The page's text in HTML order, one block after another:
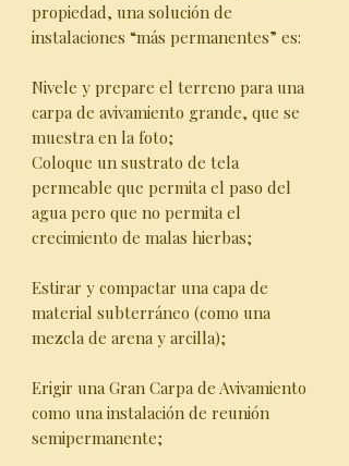
propiedad, una solución de
instalaciones “más permanentes” es:
Nivele y prepare el terreno para una
carpa de avivamiento grande, que se
muestra en la foto;
Coloque un sustrato de tela
permeable que permita el paso del
agua pero que no permita el
crecimiento de malas hierbas;
Estirar y compactar una capa de
material subterráneo (como una
mezcla de arena y arcilla);
Erigir una Gran Carpa de Avivamiento
como una instalación de reunión
semipermanente;